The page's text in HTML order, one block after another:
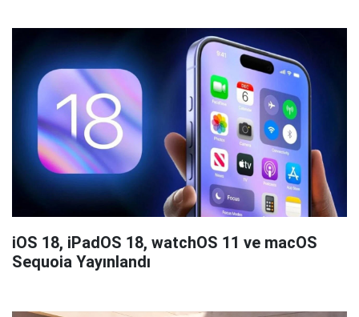
iOS 18, iPadOS 18, watchOS 11 ve macOS
Sequoia Yayınlandı